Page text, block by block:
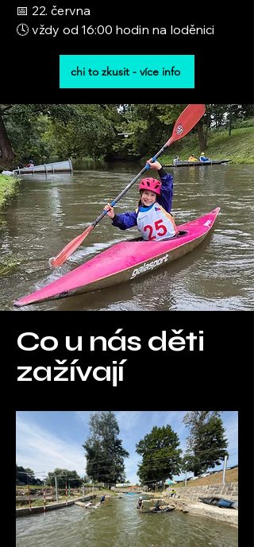
📅 22. června
🕓 vždy od 16:00 hodin na loděnici
chi to zkusit - více info
Co u nás děti
zažívají